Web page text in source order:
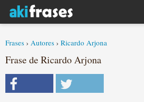
Frases ›Autores ›Ricardo Arjona
Frase de Ricardo Arjona